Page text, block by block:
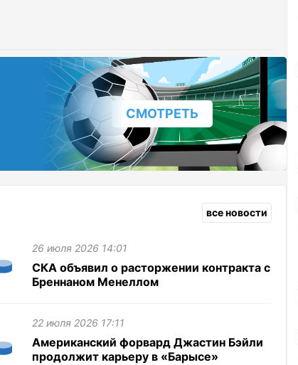
СМОТРЕТЬ
все новости
26 июля 2026 14:01
СКА объявил о расторжении контракта с
Бреннаном Менеллом
22 июля 2026 17:11
Американский форвард Джастин Бэйли
продолжит карьеру в «Барысе»